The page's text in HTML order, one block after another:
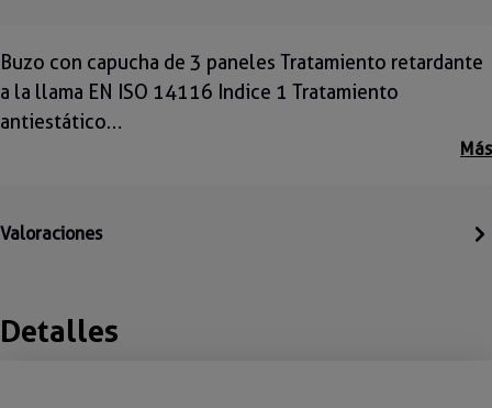
Buzo con capucha de 3 paneles Tratamiento retardante
a la llama EN ISO 14116 Indice 1 Tratamiento
antiestático…
Más
Valoraciones
Detalles